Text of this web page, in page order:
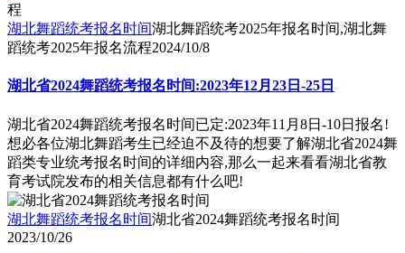
湖北舞蹈统考报名时间湖北舞蹈统考2025年报名时间,湖北舞
蹈统考2025年报名流程2024/10/8
湖北省2024舞蹈统考报名时间:2023年12月23日-25日
湖北省2024舞蹈统考报名时间已定:2023年11月8日-10日报名!
想必各位湖北舞蹈考生已经迫不及待的想要了解湖北省2024舞
蹈类专业统考报名时间的详细内容,那么一起来看看湖北省教
育考试院发布的相关信息都有什么吧!
湖北舞蹈统考报名时间湖北省2024舞蹈统考报名时间
2023/10/26